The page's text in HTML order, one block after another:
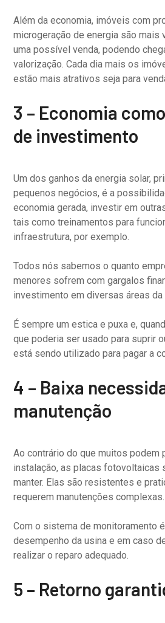
Além da economia, imóveis com
microgeração de energia são mais
uma possível venda, podendo
valorização. Cada dia mais os
estão mais atrativos seja para
3 – Economia
de investimento
Um dos ganhos da energia solar,
pequenos negócios, é a
economia gerada, investir em
tais como treinamentos para
infraestrutura, por exemplo.
Todos nós sabemos o quanto
menores sofrem com gargalos
investimento em diversas áreas da
É sempre um estica e puxa e,
que poderia ser usado para suprir
está sendo utilizado para pagar a
4 – Baixa
manutenção
Ao contrário do que muitos podem
instalação, as placas fotovoltaicas
manter. Elas são resistentes e
requerem manutenções complexas.
Com o sistema de monitoramento
desempenho da usina e em caso
realizar o reparo adequado.
5 – Retorno